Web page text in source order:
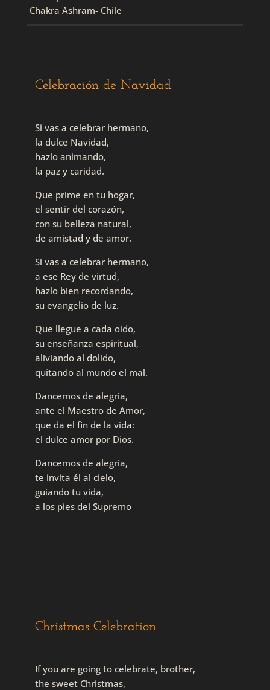
Chakra Ashram- Chile
Celebración de Navidad
Si vas a celebrar hermano,
la dulce Navidad,
hazlo animando,
la paz y caridad.
Que prime en tu hogar,
el sentir del corazón,
con su belleza natural,
de amistad y de amor.
Si vas a celebrar hermano,
a ese Rey de virtud,
hazlo bien recordando,
su evangelio de luz.
Que llegue a cada oído,
su enseñanza espiritual,
aliviando al dolido,
quitando al mundo el mal.
Dancemos de alegría,
ante el Maestro de Amor,
que da el fin de la vida:
el dulce amor por Dios.
Dancemos de alegría,
te invita él al cielo,
guiando tu vida,
a los pies del Supremo
Christmas Celebration
If you are going to celebrate, brother,
the sweet Christmas,